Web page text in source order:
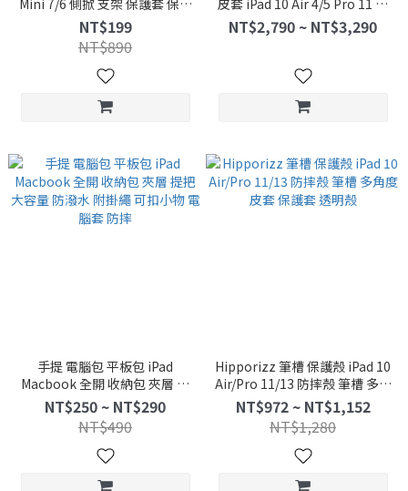
Mini 7/6 側掀 支架 保護套 保護
殼 透明殼 四角 防摔殼
NT$199
NT$890
皮套 iPad 10 Air 4/5 Pro 11 藍
牙鍵盤 觸控板 保護殼
NT$2,790 ~ NT$3,290
手提 電腦包 平板包 iPad
Macbook 全開 收納包 夾層 提
把 大容量 防潑水 附掛繩 可扣小
物 電腦套 防摔
NT$250 ~ NT$290
NT$490
Hipporizz 筆槽 保護殼 iPad 10
Air/Pro 11/13 防摔殼 筆槽 多角
度 皮套 保護套 透明殼
NT$972 ~ NT$1,152
NT$1,280